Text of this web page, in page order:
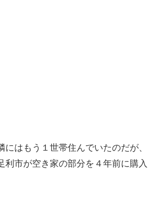
はもう１世帯住んでいたのだが、
利市が空き家の部分を４年前に購入